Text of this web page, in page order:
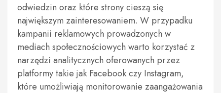
odwiedzin oraz które strony cieszą się
największym zainteresowaniem. W przypadku
kampanii reklamowych prowadzonych w
mediach społecznościowych warto korzystać z
narzędzi analitycznych oferowanych przez
platformy takie jak Facebook czy Instagram,
które umożliwiają monitorowanie zaangażowania